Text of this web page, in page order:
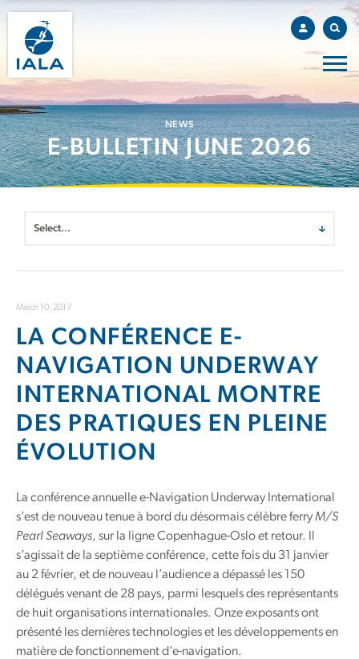
NEWS
E-BULLETIN JUNE 2026
March 10, 2017
LA CONFÉRENCE E-
NAVIGATION UNDERWAY
INTERNATIONAL MONTRE
DES PRATIQUES EN PLEINE
ÉVOLUTION
La conférence annuelle e-Navigation Underway International
s’est de nouveau tenue à bord du désormais célèbre ferryM/S
Pearl Seaways, sur la ligne Copenhague-Oslo et retour. Il
s’agissait de la septième conférence, cette fois du 31 janvier
au 2 février, et de nouveau l’audience a dépassé les 150
délégués venant de 28 pays, parmi lesquels des représentants
de huit organisations internationales. Onze exposants ont
présenté les dernières technologies et les développements en
matière de fonctionnement d’e-navigation.